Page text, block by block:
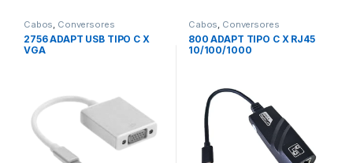
Cabos, Conversores
2756 ADAPT USB TIPO C X
VGA
Cabos, Conversores
800 ADAPT TIPO C X RJ45
10/100/1000